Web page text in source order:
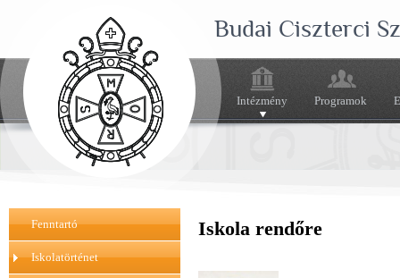
Budai Ciszterci
Intézmény Programok
Fenntartó
Iskolatörténet
Iskola rendőre